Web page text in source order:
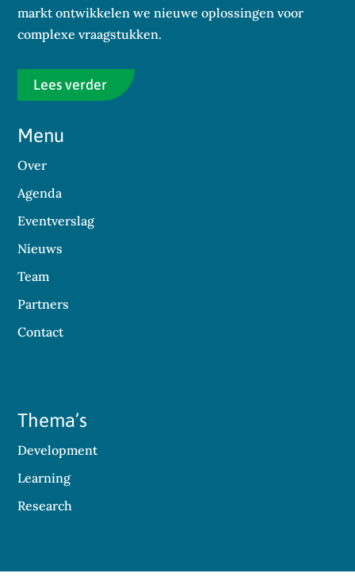
markt ontwikkelen we nieuwe oplossingen voor
complexe vraagstukken.
Lees verder
Menu
Over
Agenda
Eventverslag
Nieuws
Team
Partners
Contact
Thema’s
Development
Learning
Research